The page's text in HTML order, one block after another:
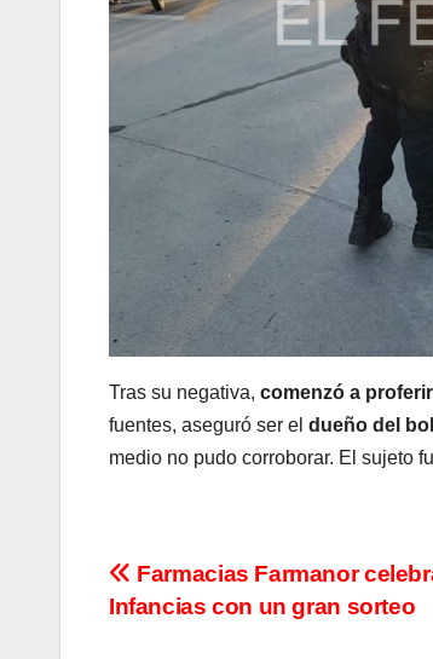
Tras su negativa, comenzó a
fuentes, aseguró ser el dueño del
medio no pudo corroborar. El sujeto
N Farmacias Farmanor
Infancias con un gran sorteo